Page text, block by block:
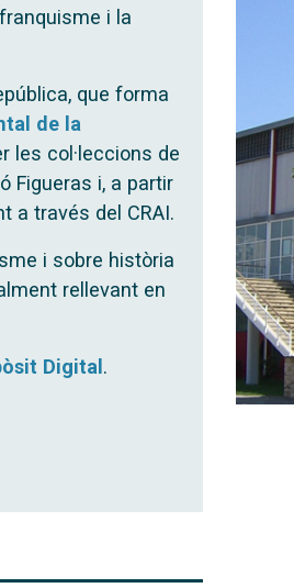
i la
que forma
de la
les col·leccions de
Figueras i, a partir
a través del CRAI.
i sobre història
rellevant en
Digital .